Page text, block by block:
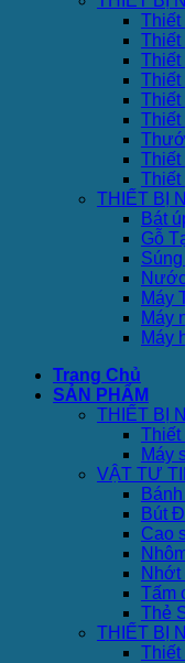
Thiết
Thiết
Thiết
Thiết
Thiết
Thiết
Thiết
Thiết
THIẾT BỊ
Bát
Gỗ
Máy
Máy
Máy
Trang Chủ
SẢN PHẨM
THIẾT BỊ
Thiết
Máy
VẬT TƯ
Bút
Cao
Nhớt
Tấm
Thẻ
THIẾT BỊ
Thiết